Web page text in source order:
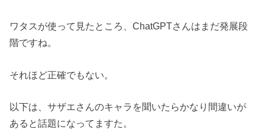
ワタスが使って見たところ、ChatGPTさんはまだ発展段
階ですね。
それほど正確でもない。
以下は、サザエさんのキャラを聞いたらかなり間違いが
あると話題になってますた。